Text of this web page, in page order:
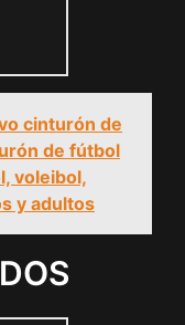
cinturón de
de fútbol
voleibol,
y adultos